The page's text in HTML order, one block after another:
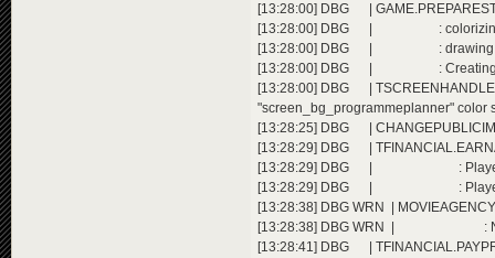
[13:28:00] DBG |
[13:28:00] DBG | : colorizing
[13:28:00] DBG | : drawing
[13:28:00] DBG | : Creating the
[13:28:00] DBG |
"screen_bg_programmeplanner" color
[13:28:25] DBG |
[13:28:29] DBG |
[13:28:29] DBG | : Player 3
[13:28:29] DBG | : Player 2
[13:28:38] DBG WRN |
[13:28:38] DBG WRN | : Not
[13:28:41] DBG |